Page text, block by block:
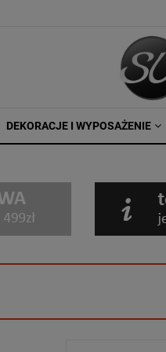
DEKORACJE I WYPOSAŻENIE